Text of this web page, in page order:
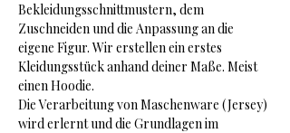
Bekleidungsschnittmustern, dem
Zuschneiden und die Anpassung an die
eigene Figur. Wir erstellen ein erstes
Kleidungsstück anhand deiner Maße. Meist
einen Hoodie.
Die Verarbeitung von Maschenware (Jersey)
wird erlernt und die Grundlagen im